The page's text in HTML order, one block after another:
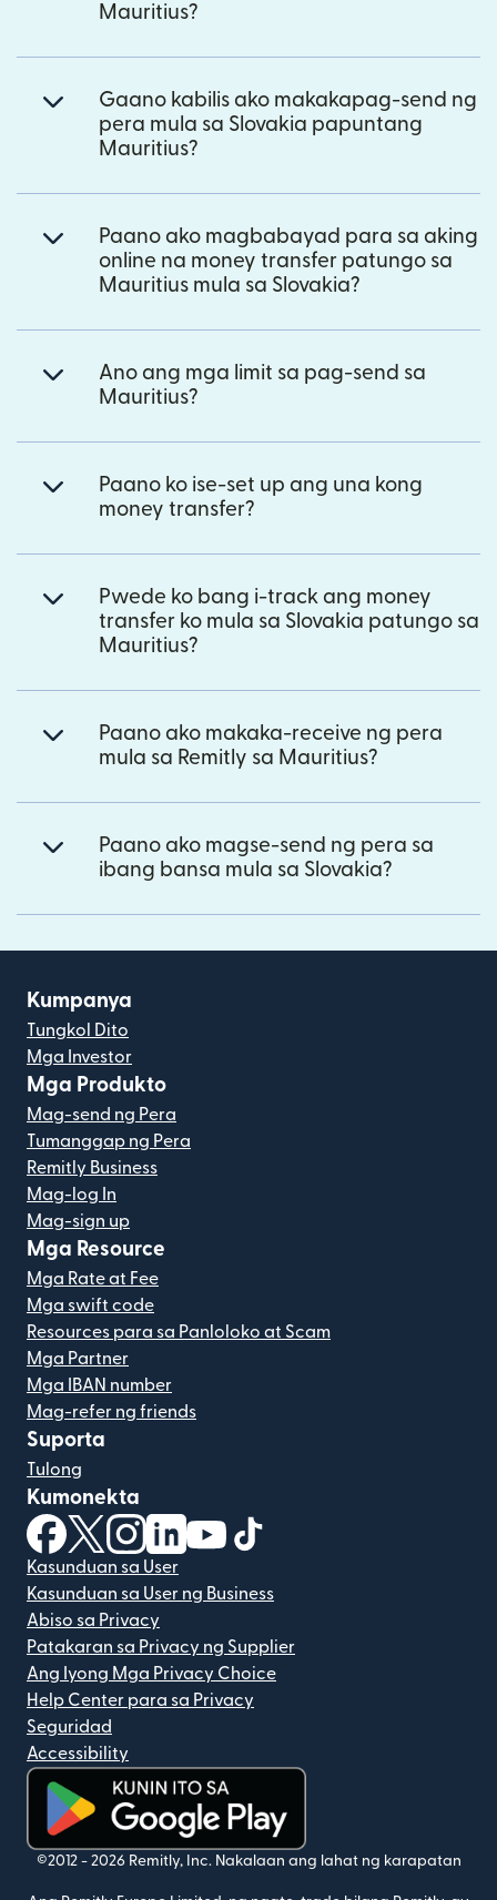
Mauritius?
Gaano kabilis ako makakapag-send ng
pera mula sa Slovakia papuntang
Mauritius?
Paano ako magbabayad para sa aking
online na money transfer patungo sa
Mauritius mula sa Slovakia?
Ano ang mga limit sa pag-send sa
Mauritius?
Paano ko ise-set up ang una kong
money transfer?
Pwede ko bang i-track ang money
transfer ko mula sa Slovakia patungo sa
Mauritius?
Paano ako makaka-receive ng pera
mula sa Remitly sa Mauritius?
Paano ako magse-send ng pera sa
ibang bansa mula sa Slovakia?
Kumpanya
Tungkol Dito
Mga Investor
Mga Produkto
Mag-send ng Pera
Tumanggap ng Pera
Remitly Business
Mag-log In
Mag-sign up
Mga Resource
Mga Rate at Fee
Mga swift code
Resources para sa Panloloko at Scam
Mga Partner
Mga IBAN number
Mag-refer ng friends
Suporta
Tulong
Kumonekta
(bubukas sa bagong window)
(bubukas sa bagong window)
(bubukas sa bagong window)
(bubukas sa bagong window)
(bubukas sa bagong window)
Kasunduan sa User
Kasunduan sa User ng Business
Abiso sa Privacy
Patakaran sa Privacy ng Supplier
Ang Iyong Mga Privacy Choice
Help Center para sa Privacy
Seguridad
Accessibility
(bubukas sa bagong window)
©2012 - 2026 Remitly, Inc. Nakalaan ang lahat ng karapatan